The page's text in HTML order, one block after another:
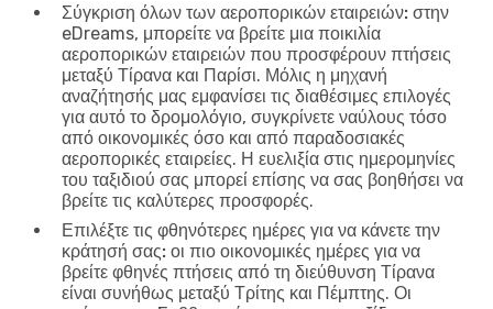
Σύγκριση όλων των αεροπορικών εταιρειών: στην
eDreams, μπορείτε να βρείτε μια ποικιλία
αεροπορικών εταιρειών που προσφέρουν πτήσεις
μεταξύ Τίρανα και Παρίσι. Μόλις η μηχανή
αναζήτησής μας εμφανίσει τις διαθέσιμες επιλογές
για αυτό το δρομολόγιο, συγκρίνετε ναύλους τόσο
από οικονομικές όσο και από παραδοσιακές
αεροπορικές εταιρείες. Η ευελιξία στις ημερομηνίες
του ταξιδιού σας μπορεί επίσης να σας βοηθήσει να
βρείτε τις καλύτερες προσφορές.
Επιλέξτε τις φθηνότερες ημέρες για να κάνετε την
κράτησή σας: οι πιο οικονομικές ημέρες για να
βρείτε φθηνές πτήσεις από τη διεύθυνση Τίρανα
είναι συνήθως μεταξύ Τρίτης και Πέμπτης. Οι